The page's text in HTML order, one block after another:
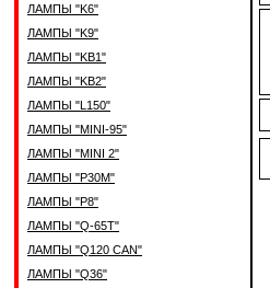
ЛАМПЫ "K6"
ЛАМПЫ "K9"
ЛАМПЫ "KB1"
ЛАМПЫ "KB2"
ЛАМПЫ "L150"
ЛАМПЫ "MINI-95"
ЛАМПЫ "MINI 2"
ЛАМПЫ "P30M"
ЛАМПЫ "P8"
ЛАМПЫ "Q-65T"
ЛАМПЫ "Q120 CAN"
ЛАМПЫ "Q36"